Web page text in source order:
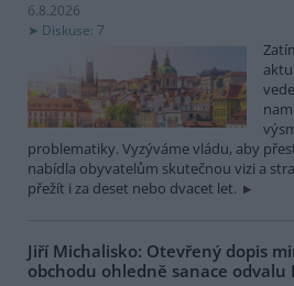
6.8.2026
Diskuse: 7
problematiky. Vyzýváme vládu, aby
nabídla obyvatelům skutečnou vizi a
přežít i za deset nebo dvacet let.
Jiří Michalisko: Otevřený dopis
obchodu ohledně sanace odvalu